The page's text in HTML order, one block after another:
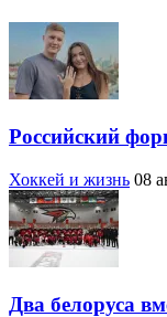
Российский
Хоккей и жизнь 08
Два белоруса